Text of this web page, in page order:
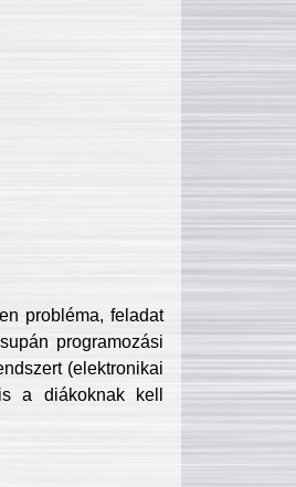
probléma, feladat
programozási
(elektronikai
a diákoknak kell